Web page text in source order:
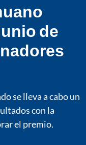
de
se lleva a cabo un
con la
el premio.